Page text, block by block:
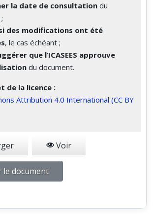
la date de consultation du
des modifications ont été
, le cas échéant ;
que l’ICASEES approuve
du document.
de la licence :
Attribution 4.0 International (CC BY
Voir
le document